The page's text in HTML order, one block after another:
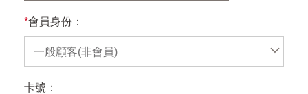
*會員身份：
一般顧客(非會員)
卡號：